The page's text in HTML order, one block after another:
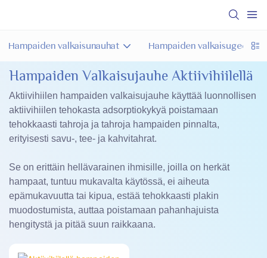
Hampaiden valkaisunauhat Hampaiden valkaisugeeli
Hampaiden Valkaisujauhe Aktiivihiilellä
Aktiivihiilen hampaiden valkaisujauhe käyttää luonnollisen
aktiivihiilen tehokasta adsorptiokykyä poistamaan
tehokkaasti tahroja ja tahroja hampaiden pinnalta,
erityisesti savu-, tee- ja kahvitahrat.
Se on erittäin hellävarainen ihmisille, joilla on herkät
hampaat, tuntuu mukavalta käytössä, ei aiheuta
epämukavuutta tai kipua, estää tehokkaasti plakin
muodostumista, auttaa poistamaan pahanhajuista
hengitystä ja pitää suun raikkaana.